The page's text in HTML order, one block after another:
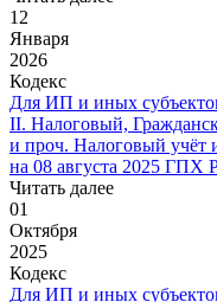
12
Января
2026
Кодекс
Для ИП и иных
II. Налоговый,
и проч. Налоговый учёт
на 08 августа 2025 ГПХ
Читать далее
01
Октября
2025
Кодекс
Для ИП и иных